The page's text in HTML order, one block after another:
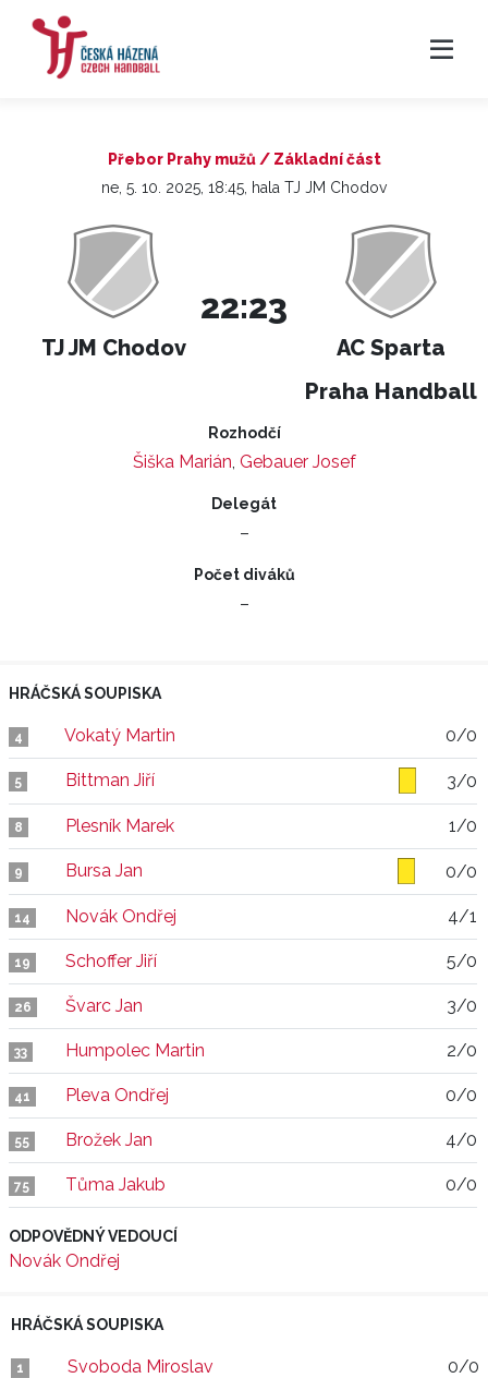
Přebor Prahy mužů / Základní část
ne, 5. 10. 2025, 18:45, hala TJ JM Chodov
TJ JM Chodov
22:23
AC Sparta
Praha Handball
Rozhodčí
Šiška Marián, Gebauer Josef
Delegát
–
Počet diváků
–
HRÁČSKÁ SOUPISKA
4 Vokatý Martin 0/0
5 Bittman Jiří 3/0
8 Plesník Marek 1/0
9 Bursa Jan 0/0
14 Novák Ondřej 4/1
19 Schoffer Jiří 5/0
26 Švarc Jan 3/0
33 Humpolec Martin 2/0
41 Pleva Ondřej 0/0
55 Brožek Jan 4/0
75 Tůma Jakub 0/0
ODPOVĚDNÝ VEDOUCÍ
Novák Ondřej
HRÁČSKÁ SOUPISKA
1 Svoboda Miroslav 0/0